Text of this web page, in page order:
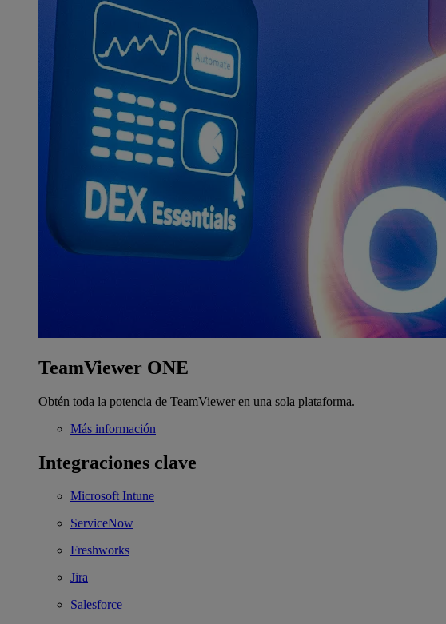
TeamViewer ONE
Obtén toda la potencia de TeamViewer en una sola plataforma.
Más información
Integraciones clave
Microsoft Intune
ServiceNow
Freshworks
Jira
Salesforce